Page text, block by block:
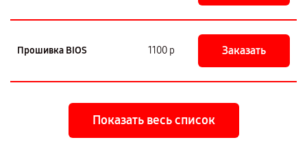
Прошивка BIOS 1100 р Заказать
Показать весь список